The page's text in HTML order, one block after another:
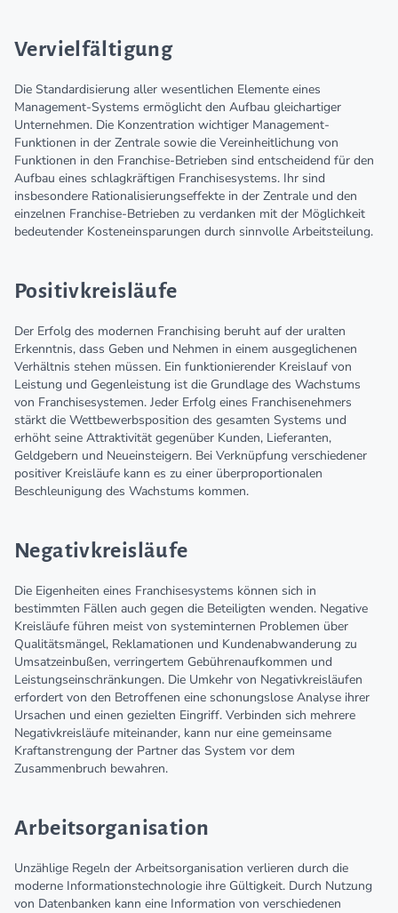
Vervielfältigung
Die Standardisierung aller wesentlichen Elemente eines
Management-Systems ermöglicht den Aufbau gleichartiger
Unternehmen. Die Konzentration wichtiger Management-
Funktionen in der Zentrale sowie die Vereinheitlichung von
Funktionen in den Franchise-Betrieben sind entscheidend für den
Aufbau eines schlagkräftigen Franchisesystems. Ihr sind
insbesondere Rationalisierungseffekte in der Zentrale und den
einzelnen Franchise-Betrieben zu verdanken mit der Möglichkeit
bedeutender Kosteneinsparungen durch sinnvolle Arbeitsteilung.
Positivkreisläufe
Der Erfolg des modernen Franchising beruht auf der uralten
Erkenntnis, dass Geben und Nehmen in einem ausgeglichenen
Verhältnis stehen müssen. Ein funktionierender Kreislauf von
Leistung und Gegenleistung ist die Grundlage des Wachstums
von Franchisesystemen. Jeder Erfolg eines Franchisenehmers
stärkt die Wettbewerbsposition des gesamten Systems und
erhöht seine Attraktivität gegenüber Kunden, Lieferanten,
Geldgebern und Neueinsteigern. Bei Verknüpfung verschiedener
positiver Kreisläufe kann es zu einer überproportionalen
Beschleunigung des Wachstums kommen.
Negativkreisläufe
Die Eigenheiten eines Franchisesystems können sich in
bestimmten Fällen auch gegen die Beteiligten wenden. Negative
Kreisläufe führen meist von systeminternen Problemen über
Qualitätsmängel, Reklamationen und Kundenabwanderung zu
Umsatzeinbußen, verringertem Gebührenaufkommen und
Leistungseinschränkungen. Die Umkehr von Negativkreisläufen
erfordert von den Betroffenen eine schonungslose Analyse ihrer
Ursachen und einen gezielten Eingriff. Verbinden sich mehrere
Negativkreisläufe miteinander, kann nur eine gemeinsame
Kraftanstrengung der Partner das System vor dem
Zusammenbruch bewahren.
Arbeitsorganisation
Unzählige Regeln der Arbeitsorganisation verlieren durch die
moderne Informationstechnologie ihre Gültigkeit. Durch Nutzung
von Datenbanken kann eine Information von verschiedenen